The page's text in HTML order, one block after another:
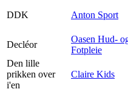
DDK Anton Sport
Decléor
Oasen Hud-
Fotpleie
Den lille
prikken over
i'en
Claire Kids